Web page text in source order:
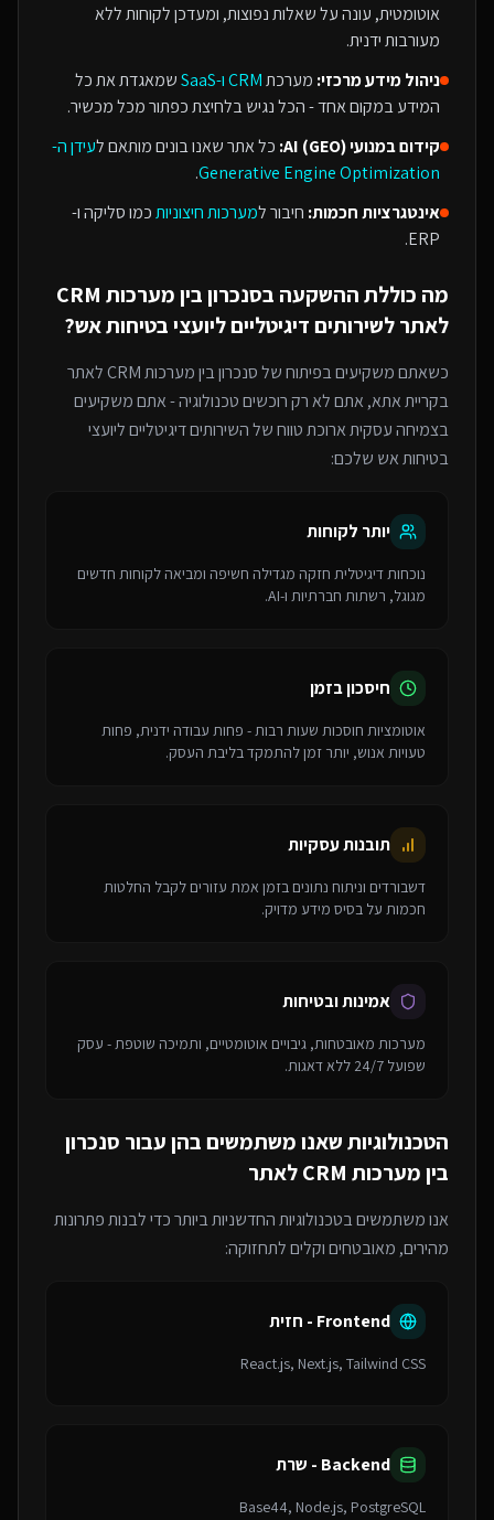
אוטומטית, עונה על שאלות נפוצות, ומעדכן לקוחות ללא
מעורבות ידנית.
ניהול מידע מרכזי: מערכתCRM ו-SaaS
שמאגדת את כל
המידע במקום אחד - הכל נגיש בלחיצת כפתור מכל מכשיר.
קידום במנועי AI (GEO):
כל אתר שאנו בונים מותאם לעידן ה-
Generative Engine Optimization
.
אינטגרציות חכמות: חיבור למערכות חיצוניותכמו סליקה ו-
ERP.
מה כוללת ההשקעה ב
סנכרון בין מערכות CRM
לאתרלשירותים דיגיטליים ליועצי בטיחות אש?
כשאתם משקיעים בפיתוח שלסנכרון בין מערכות CRM לאתר
בקריית אתא, אתם לא רק רוכשים טכנולוגיה - אתם משקיעים
בצמיחה עסקית ארוכת טווח של השירותים דיגיטליים ליועצי
בטיחות אש שלכם:
יותר לקוחות
נוכחות דיגיטלית חזקה מגדילה חשיפה ומביאה לקוחות חדשים
מגוגל, רשתות חברתיות ו-AI.
חיסכון בזמן
אוטומציות חוסכות שעות רבות - פחות עבודה ידנית, פחות
טעויות אנוש, יותר זמן להתמקד בליבת העסק.
תובנות עסקיות
דשבורדים וניתוח נתונים בזמן אמת עזורים לקבל החלטות
חכמות על בסיס מידע מדויק.
אמינות ובטיחות
מערכות מאובטחות, גיבויים אוטומטיים, ותמיכה שוטפת - עסק
שפועל 24/7 ללא דאגות.
הטכנולוגיות שאנו משתמשים בהן עבור סנכרון
בין מערכות CRM לאתר
אנו משתמשים בטכנולוגיות החדשניות ביותר כדי לבנות פתרונות
מהירים, מאובטחים וקלים לתחזוקה:
Frontend - חזית
React.js, Next.js, Tailwind CSS
Backend - שרת
Base44, Node.js, PostgreSQL